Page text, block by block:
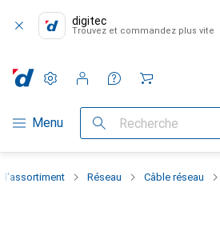
digitec
Trouvez et commandez plus vite
Navigation par catégorie
Menu Recherche
Paramètres
Compte client
Listes de comparaison
Listes d'envies
Panier
l'assortiment Réseau Câble réseau